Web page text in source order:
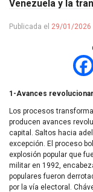
Venezuela y la
Publicada el 29/01/2026
1-Avances
Los procesos
producen avances
capital. Saltos hacia
excepción. El proceso
explosión popular que
militar en 1992,
populares fueron
por la vía electoral.